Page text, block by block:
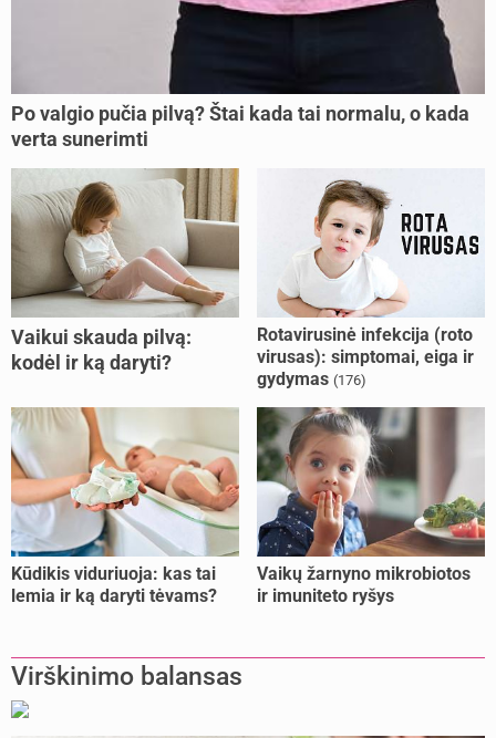
Po valgio pučia pilvą? Štai kada tai normalu, o kada
verta sunerimti
Vaikui skauda pilvą:
kodėl ir ką daryti?
Rotavirusinė infekcija (roto
virusas): simptomai, eiga ir
gydymas (176)
Kūdikis viduriuoja: kas tai
lemia ir ką daryti tėvams?
Vaikų žarnyno mikrobiotos
ir imuniteto ryšys
Virškinimo balansas